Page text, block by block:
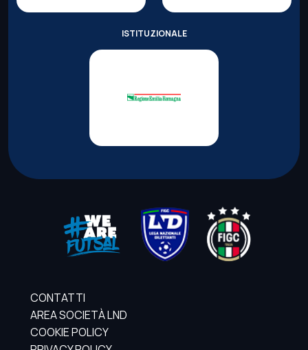
ISTITUZIONALE
CONTATTI
AREA SOCIETÀ LND
COOKIE POLICY